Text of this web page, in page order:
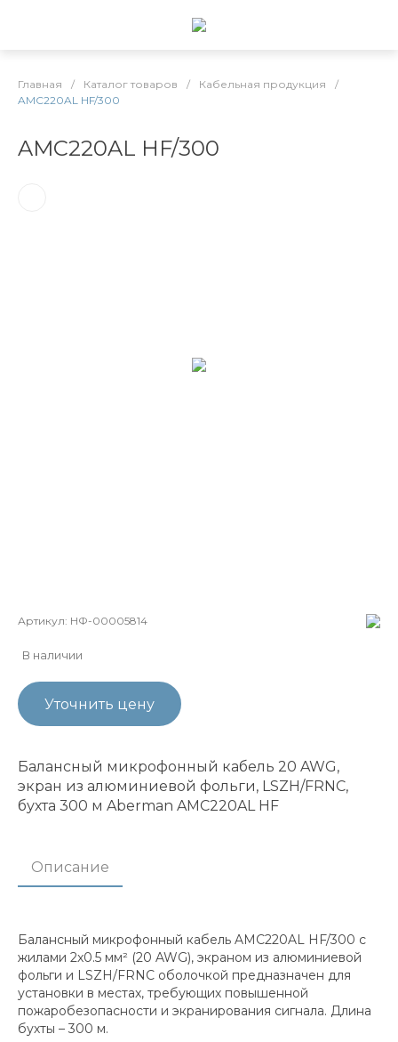
Главная / Каталог товаров / Кабельная продукция
/
AMC220AL HF/300
AMC220AL HF/300
Артикул: НФ-00005814
В наличии
Уточнить цену
Балансный микрофонный кабель 20 AWG,
экран из алюминиевой фольги, LSZH/FRNC,
бухта 300 м Aberman AMC220AL HF
Описание
Балансный микрофонный кабель AMC220AL HF/300 с
жилами 2x0.5 мм² (20 AWG), экраном из алюминиевой
фольги и LSZH/FRNC оболочкой предназначен для
установки в местах, требующих повышенной
пожаробезопасности и экранирования сигнала. Длина
бухты – 300 м.